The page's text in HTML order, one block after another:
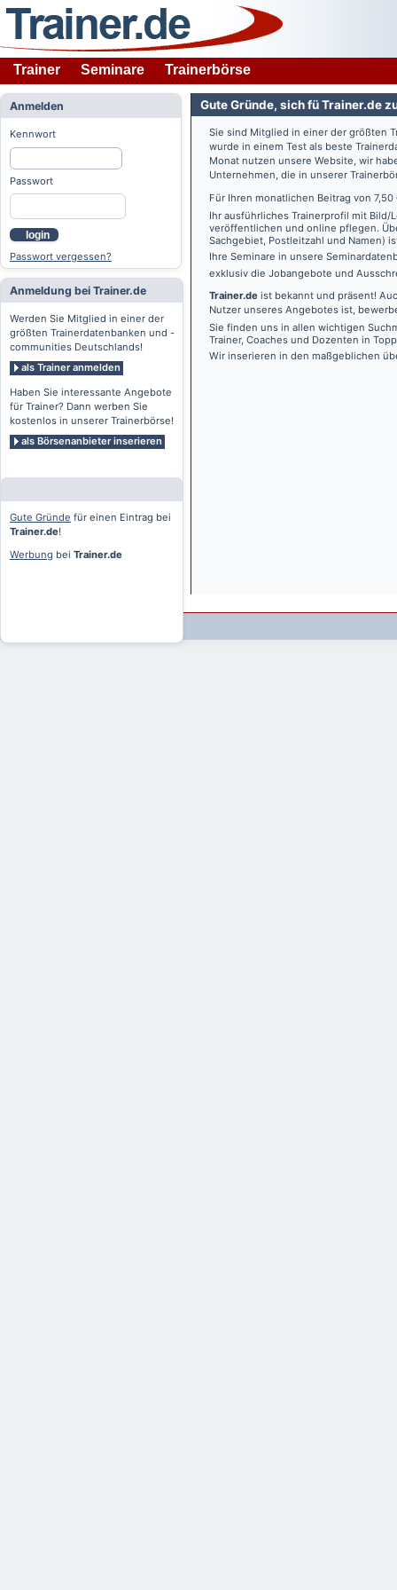
Trainer Seminare Trainerbörse
Anmelden
Kennwort
Passwort
login
Passwort vergessen?
Anmeldung bei Trainer.de
Werden Sie Mitglied in einer der
größten Trainerdatenbanken und -
communities Deutschlands!
als Trainer anmelden
Haben Sie interessante Angebote
für Trainer? Dann werben Sie
kostenlos in unserer Trainerbörse!
als Börsenanbieter inserieren
Gute Gründe für einen Eintrag bei
Trainer.de!
Werbung bei Trainer.de
Gute Gründe, sich fü Trainer.de
Sie sind Mitglied in einer der größten
wurde in einem Test als beste
Monat nutzen unsere Website, wir
Unternehmen, die in unserer
Für Ihren monatlichen Beitrag von
Ihr ausführliches Trainerprofil mit
veröffentlichen und online pflegen.
Sachgebiet, Postleitzahl und Namen)
Ihre Seminare in unsere
exklusiv die Jobangebote und
Trainer.de ist bekannt und präsent!
Nutzer unseres Angebotes ist,
Sie finden uns in allen wichtigen
Trainer, Coaches und Dozenten in
Wir inserieren in den maßgeblichen